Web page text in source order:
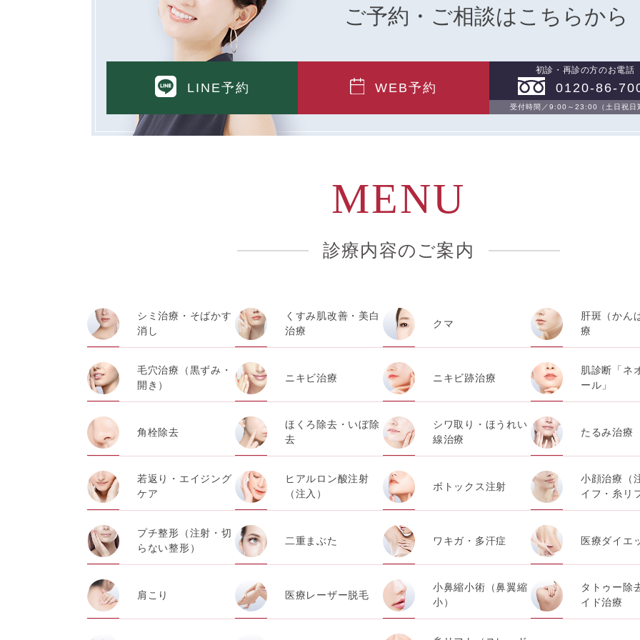
ご予約・ご相談はこちらから
LINE予約 WEB予約
初診・再診の方のお電話
0120-86-
受付時間／9:00～23:00（土日祝日
MENU
診療内容のご案内
シミ治療・そばかす
消し
くすみ肌改善・美白
治療
クマ
肝斑（かん
療
毛穴治療（黒ずみ・
開き）
ニキビ治療 ニキビ跡治療
肌診断「ネ
ール」
角栓除去
ほくろ除去・いぼ除
去
シワ取り・ほうれい
線治療
たるみ治療
若返り・エイジング
ケア
ヒアルロン酸注射
（注入）
ボトックス注射
小顔治療（
イフ・糸リ
プチ整形（注射・切
らない整形）
二重まぶた ワキガ・多汗症 医療ダイエ
肩こり 医療レーザー脱毛
小鼻縮小術（鼻翼縮
小）
タトゥー除
イド治療